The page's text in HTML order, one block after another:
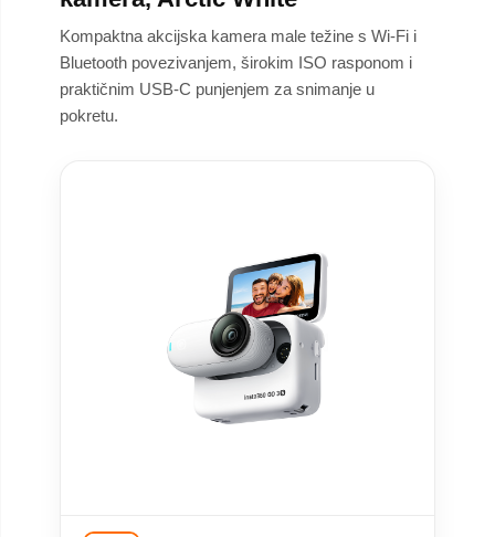
Kompaktna akcijska kamera male težine s Wi-Fi i
Bluetooth povezivanjem, širokim ISO rasponom i
praktičnim USB-C punjenjem za snimanje u
pokretu.